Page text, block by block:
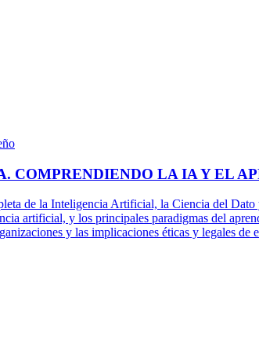
COMPRENDIENDO LA IA Y EL
de la Inteligencia Artificial, la Ciencia del
artificial, y los principales paradigmas del
y las implicaciones éticas y legales de